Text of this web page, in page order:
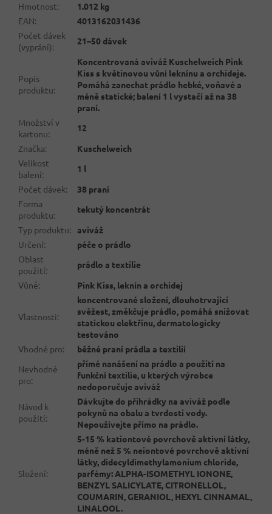
Hmotnost:
1.012 kg
EAN:
4013162031436
Počet dávek
(vyprání):
21–50 dávek
Popis
produktu:
Koncentrovaná aviváž Kuschelweich Pink
Kiss s květinovou vůní leknínu a orchideje.
Pomáhá zanechat prádlo hebké, voňavé a
méně statické; balení 1 l vystačí až na 38
praní.
Množství v
kartonu:
12
Značka:
Kuschelweich
Velikost
balení:
1 l
Počet dávek:
38 praní
Forma
produktu:
tekutý koncentrát
Typ produktu:
aviváž
Určení:
péče o prádlo
Oblast
použití:
prádlo a textilie
Vůně: Pink Kiss, leknín a orchidej
Vlastnosti:
koncentrované složení, dlouhotrvající
svěžest, změkčuje prádlo, pomáhá snižovat
statickou elektřinu, dermatologicky
testováno
Vhodné pro:
běžné praní prádla a textilií
Nevhodné
pro:
přímé nanášení na prádlo a použití na
funkční textilie, u kterých výrobce
nedoporučuje aviváž
Návod k
použití:
Dávkujte do přihrádky na aviváž podle
pokynů na obalu a tvrdosti vody.
Nepoužívejte přímo na prádlo.
Složení:
5-15 % kationtové povrchově aktivní látky,
méně než 5 % neiontové povrchově aktivní
látky, didecyldimethylamonium chloride,
parfémy: ALPHA-ISOMETHYL IONONE,
BENZYL SALICYLATE, CITRONELLOL,
COUMARIN, GERANIOL, HEXYL CINNAMAL,
LINALOOL.